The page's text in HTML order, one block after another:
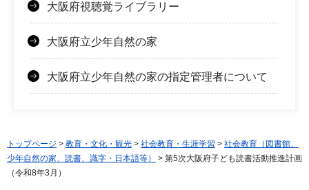
大阪府視聴覚ライブラリー
大阪府立少年自然の家
大阪府立少年自然の家の指定管理者について
トップページ > 教育・文化・観光 > 社会教育・生涯学習 > 社会教育（図書館、
少年自然の家、読書、識字・日本語等）
> 第5次大阪府子ども読書活動推進計画
（令和8年3月）